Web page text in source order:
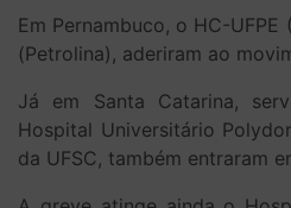
Em Pernambuco, o HC-UFPE
(Petrolina), aderiram ao
Já em Santa Catarina,
Hospital Universitário
da UFSC, também entraram